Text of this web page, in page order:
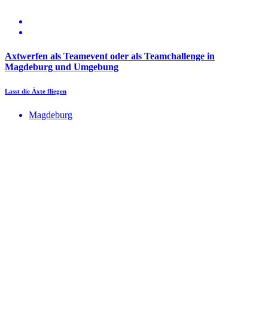
Axtwerfen als Teamevent oder als Teamchallenge in
Magdeburg und Umgebung
Lasst die Äxte fliegen
Magdeburg